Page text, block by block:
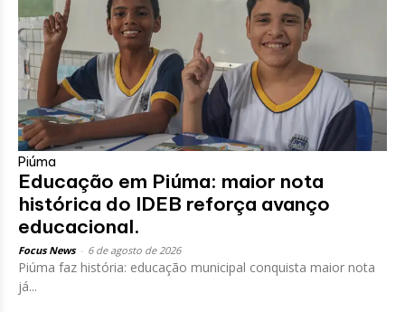
Piúma
Educação em Piúma: maior nota
histórica do IDEB reforça avanço
educacional.
Focus News 6 de agosto de 2026
Piúma faz história: educação municipal conquista maior nota
já...